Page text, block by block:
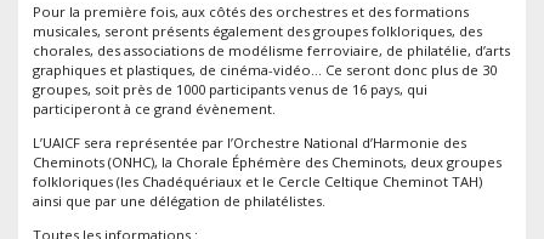
Pour la première fois, aux côtés des orchestres et des formations
musicales, seront présents également des groupes folkloriques, des
chorales, des associations de modélisme ferroviaire, de philatélie, d’arts
graphiques et plastiques, de cinéma-vidéo… Ce seront donc plus de 30
groupes, soit près de 1000 participants venus de 16 pays, qui
participeront à ce grand évènement.
L’UAICF sera représentée par l’Orchestre National d’Harmonie des
Cheminots (ONHC), la Chorale Éphémère des Cheminots, deux groupes
folkloriques (les Chadéquériaux et le Cercle Celtique Cheminot TAH)
ainsi que par une délégation de philatélistes.
Toutes les informations :